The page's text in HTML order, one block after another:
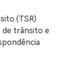
(TSR)
de trânsito e